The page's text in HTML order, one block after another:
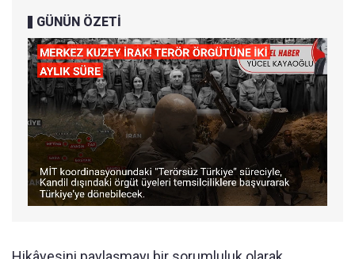
GÜNÜN ÖZETİ